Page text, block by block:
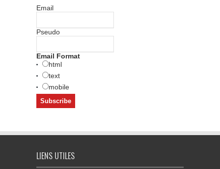
Email
Pseudo
Email Format
html
text
mobile
LIENS UTILES